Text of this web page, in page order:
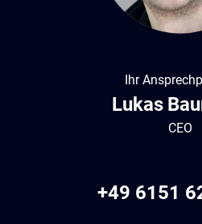
Ihr
Lukas
CEO
+49 6151